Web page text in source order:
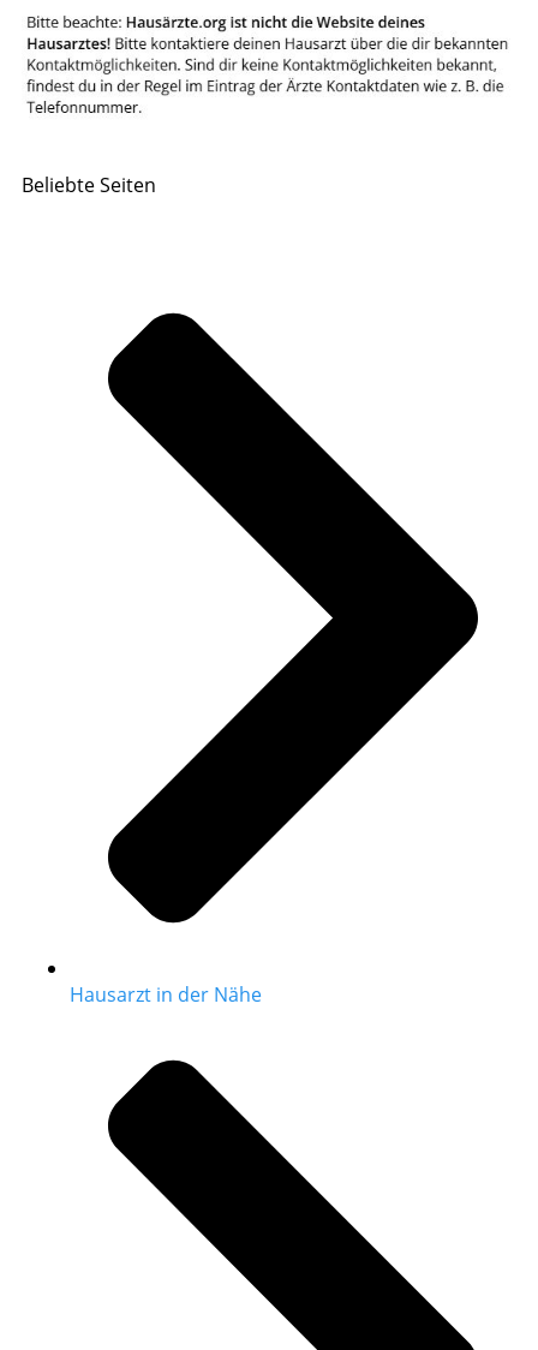
Beliebte Seiten
Hausarzt in der Nähe